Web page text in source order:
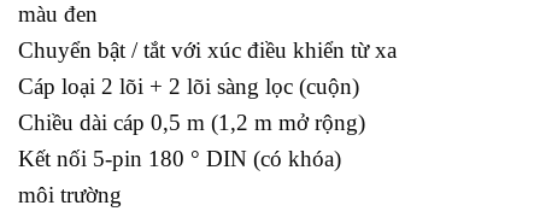
màu đen
Chuyển bật / tắt với xúc điều khiển từ xa
Cáp loại 2 lõi + 2 lõi sàng lọc (cuộn)
Chiều dài cáp 0,5 m (1,2 m mở rộng)
Kết nối 5-pin 180 ° DIN (có khóa)
môi trường